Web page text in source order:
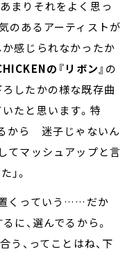
まりそれをよく思っ
のあるアーティストが
感じられなかったか
の『リボン』 の
したかの様な既存曲
たと思います。特
から 迷子じゃないん
てマッシュアップと言
。
置くっていう……だか
に、選んでるから。
う、ってことはね、下